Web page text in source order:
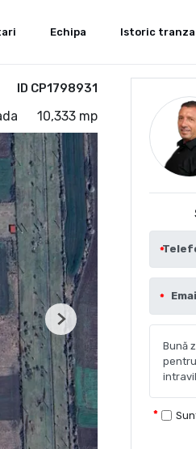
Echipa Istoric
ID CP1798931
10,333 mp
Next